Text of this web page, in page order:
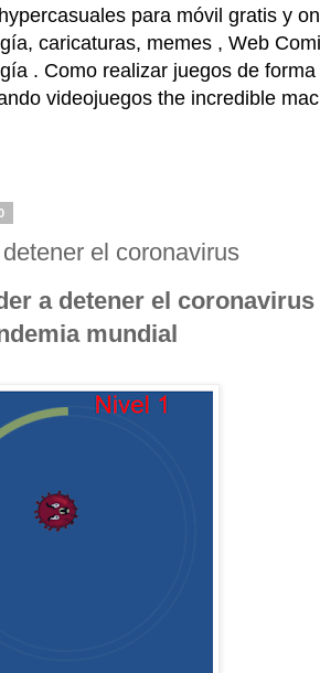
para móvil gratis y
caricaturas, memes , Web
. Como realizar juegos de
videojuegos the incredible
el coronavirus
a detener el coronavirus
mundial